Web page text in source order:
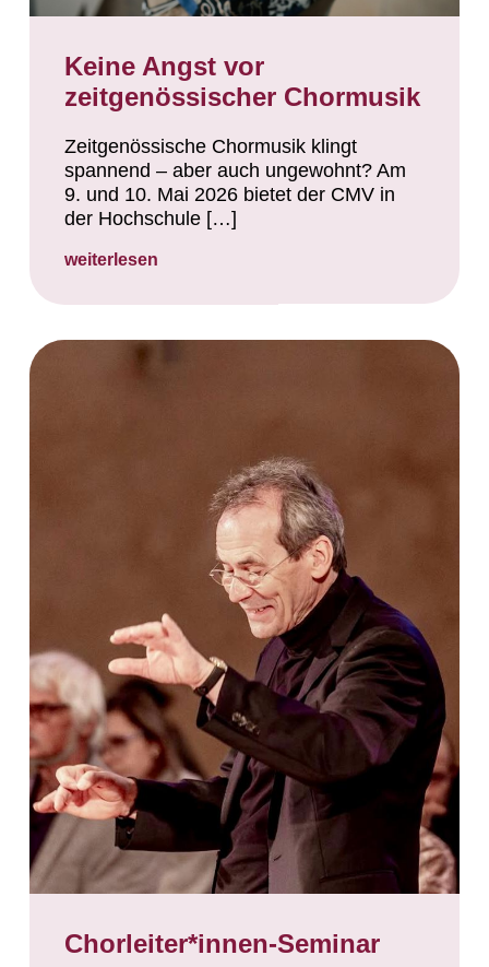
Keine Angst vor
zeitgenössischer Chormusik
Zeitgenössische Chormusik klingt
spannend – aber auch ungewohnt? Am
9. und 10. Mai 2026 bietet der CMV in
der Hochschule […]
weiterlesen
Chorleiter*innen-Seminar